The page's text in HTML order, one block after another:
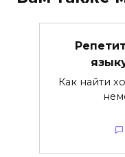
Как найти